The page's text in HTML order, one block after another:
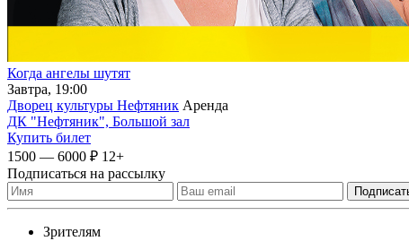
Когда ангелы шутят
Завтра, 19:00
Дворец культуры Нефтяник Аренда
ДК "Нефтяник", Большой зал
Купить билет
1500 — 6000 ₽ 12+
Подписаться на рассылку
Зрителям